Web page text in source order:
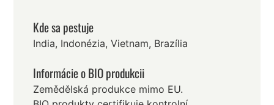
Kde sa pestuje
India, Indonézia, Vietnam, Brazília
Informácie o BIO produkcii
Zemědělská produkce mimo EU.